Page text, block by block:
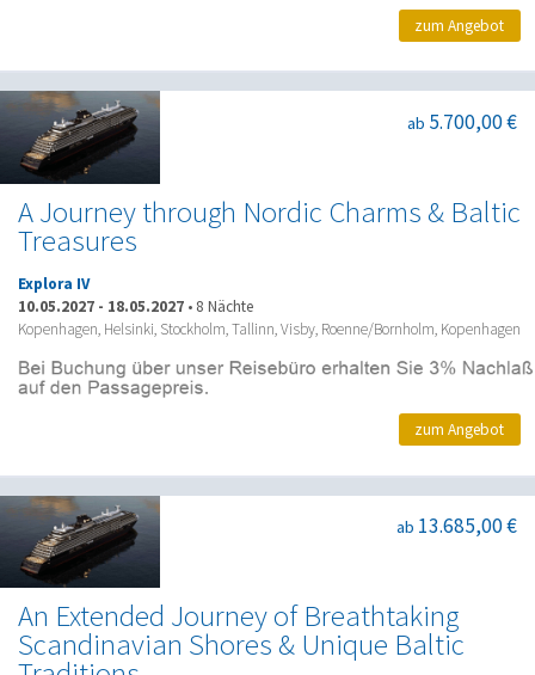
zum Angebot
A Journey through Nordic Charms & Baltic
Treasures
ab 5.700,00 €
Explora IV
10.05.2027 - 18.05.2027 • 8 Nächte
Kopenhagen, Helsinki, Stockholm, Tallinn, Visby, Roenne/Bornholm, Kopenhagen
zum Angebot
An Extended Journey of Breathtaking
Scandinavian Shores & Unique Baltic
ab 13.685,00 €